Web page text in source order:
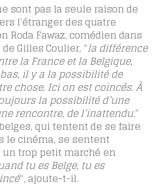
sont pas la seule raison de
l’étranger des quatre
Roda Fawaz, comédien dans
Gilles Coulier, “la différence
la France et la Belgique,
il y a la possibilité de
chose. Ici on est coincés. À
la possibilité d’une
rencontre, de l’inattendu.”
qui tentent de se faire
le cinéma, se sentent
trop petit marché en
tu es Belge, tu es
“, ajoute-t-il.